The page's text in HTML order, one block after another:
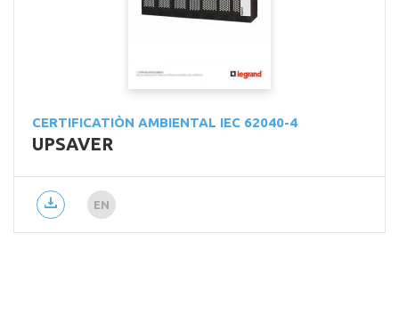
CERTIFICATIÒN AMBIENTAL IEC 62040-4
UPSAVER
EN